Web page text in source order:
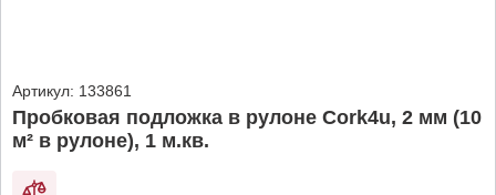
Артикул: 133861
Пробковая подложка в рулоне Cork4u, 2 мм (10
м² в рулоне), 1 м.кв.